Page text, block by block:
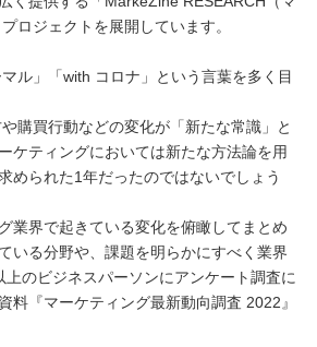
ロジェクトを展開しています。
ル」「with コロナ」という言葉を多く目
購買行動などの変化が「新たな常識」と
ケティングにおいては新たな方法論を用
められた1年だったのではないでしょう
業界で起きている変化を俯瞰してまとめ
いる分野や、課題を明らかにすべく業界
のビジネスパーソンにアンケート調査に
料『マーケティング最新動向調査 2022』